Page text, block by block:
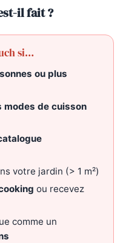
il fait ?
si…
ou plus
modes de cuisson
votre jardin (> 1 m²)
ou recevez
comme un